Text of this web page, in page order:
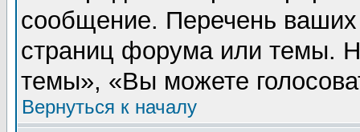
сообщение. Перечень ваших
страниц форума или темы.
темы», «Вы можете
Вернуться к началу